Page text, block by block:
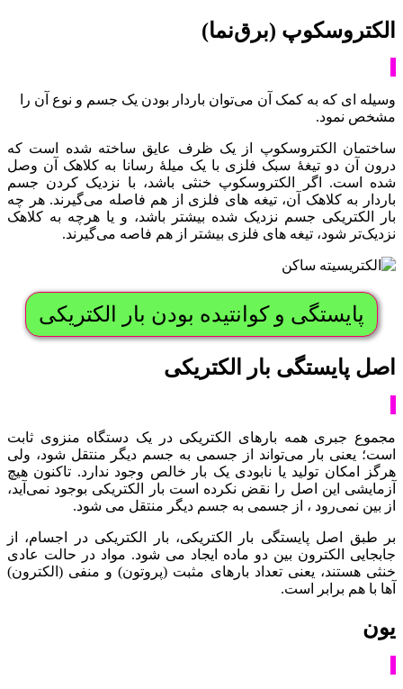
الکتروسکوپ (برق‌نما)
وسیله ای که به کمک آن می‌توان باردار بودن یک جسم و نوع آن را
مشخص نمود.
ساختمان الکتروسکوپ از یک ظرف عایق ساخته شده است که
درون آن دو تیغۀ سبک فلزی با یک میلۀ رسانا به کلاهک آن وصل
شده است. اگر الکتروسکوپ خنثی باشد، با نزدیک کردن جسم
باردار به کلاهک آن، تیغه های فلزی از هم فاصله می‌گیرند. هر چه
بار الکتریکی جسم نزدیک شده بیشتر باشد، و یا هرچه به کلاهک
نزدیک‌تر شود، تیغه های فلزی بیشتر از هم فاصه می‌گیرند.
پایستگی و کوانتیده بودن بار الکتریکی
اصل پایستگی بار الکتریکی
مجموع جبری همه بارهای الکتریکی در یک دستگاه منزوی ثابت
است؛ یعنی بار می‌تواند از جسمی به جسم دیگر منتقل شود، ولی
هرگز امکان تولید یا نابودی یک بار خالص وجود ندارد. تاکنون هیچ
آزمایشی این اصل را نقض نکرده است بار الکتریکی بوجود نمی‌آید،
از بین نمی‌رود ، از جسمی به جسم دیگر منتقل می شود.
بر طبق اصل پایستگی بار الکتریکی، بار الکتریکی در اجسام، از
جابجایی الکترون بین دو ماده ایجاد می شود. مواد در حالت عادی
خنثی هستند، یعنی تعداد بارهای مثبت (پروتون) و منفی (الکترون)
آها با هم برابر است.
یون